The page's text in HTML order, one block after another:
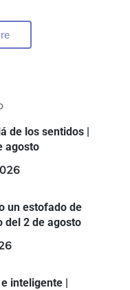
de los sentidos |
agosto
un estofado de
del 2 de agosto
inteligente |